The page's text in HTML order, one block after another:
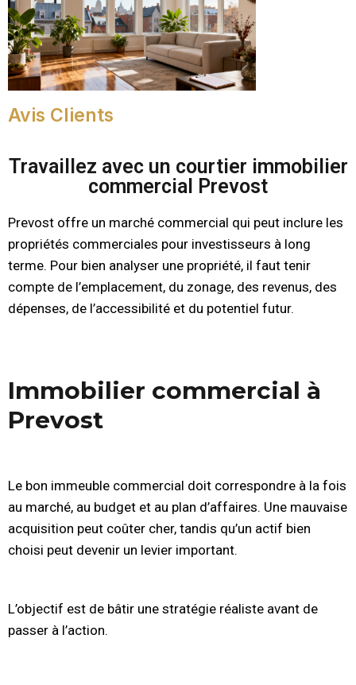
Avis Clients
Travaillez avec un courtier immobilier
commercial Prevost
Prevost offre un marché commercial qui peut inclure les
propriétés commerciales pour investisseurs à long
terme. Pour bien analyser une propriété, il faut tenir
compte de l’emplacement, du zonage, des revenus, des
dépenses, de l’accessibilité et du potentiel futur.
Immobilier commercial à
Prevost
Le bon immeuble commercial doit correspondre à la fois
au marché, au budget et au plan d’affaires. Une mauvaise
acquisition peut coûter cher, tandis qu’un actif bien
choisi peut devenir un levier important.
L’objectif est de bâtir une stratégie réaliste avant de
passer à l’action.